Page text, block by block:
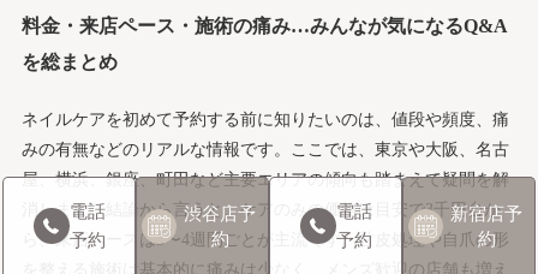
料金・来店ペース・施術の痛み…みんなが気になるQ&A
を総まとめ
ネイルケアを初めて予約する前に知りたいのは、値段や頻度、痛
みの有無などのリアルな情報です。ここでは、東京や大阪、名古
屋、横浜、銀座、町田など主要エリアの傾向も踏まえて疑問を解
消します。結論から言うと、ケアのみの価格は目安で3千円台か
ら、来店ペースは3〜4週間ごとが主流です。甘皮処理や自爪の形
を整える施術は基本的に痛みは少なく、メンズ歓迎の店舗も増え
電話
予約
渋谷店予
約
電話
予約
新宿店予
約